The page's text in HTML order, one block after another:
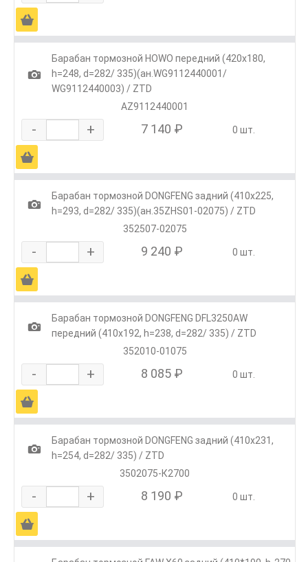
Ä
1
Барабан тормозной HOWO передний (420x180,
h=248, d=282/ 335)(ан.WG9112440001/
WG9112440003) / ZTD
AZ9112440001
- + 7 140 ₽ 0 шт.
Ä
1
Барабан тормозной DONGFENG задний (410x225,
h=293, d=282/ 335)(ан.35ZHS01-02075) / ZTD
352507-02075
- + 9 240 ₽ 0 шт.
Ä
1
Барабан тормозной DONGFENG DFL3250AW
передний (410x192, h=238, d=282/ 335) / ZTD
352010-01075
- + 8 085 ₽ 0 шт.
Ä
1
Барабан тормозной DONGFENG задний (410x231,
h=254, d=282/ 335) / ZTD
3502075-К2700
- + 8 190 ₽ 0 шт.
Ä